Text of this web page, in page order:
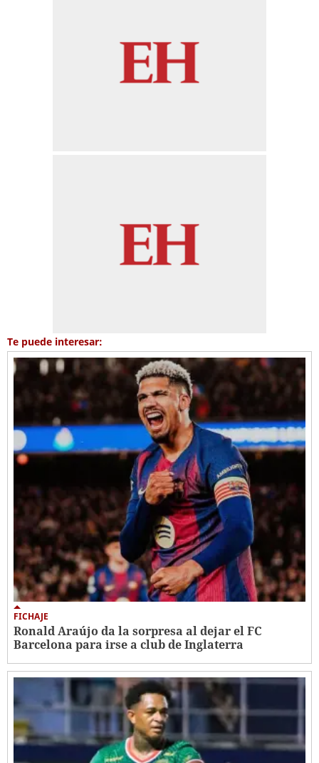
Te puede interesar:
FICHAJE
Ronald Araújo da la sorpresa al dejar el FC
Barcelona para irse a club de Inglaterra